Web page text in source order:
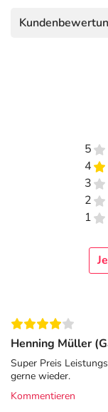
5
4
3
2
1
Henning Müller
Super Preis
gerne wieder.
Kommentieren